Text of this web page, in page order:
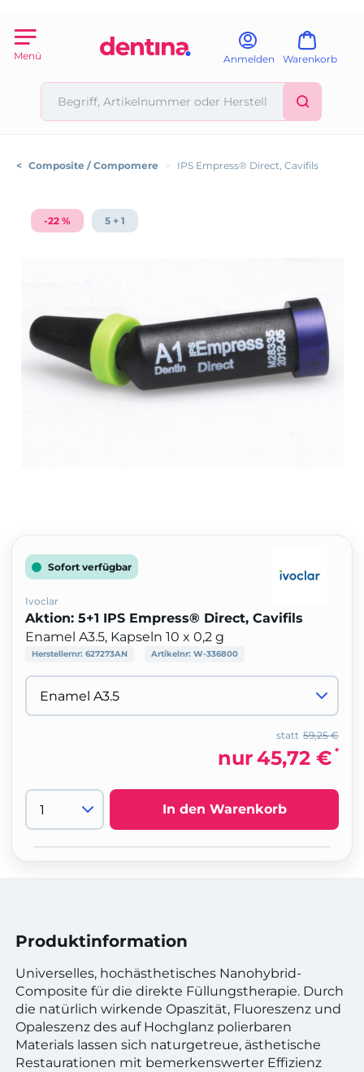
Menü Anmelden Warenkorb
< Composite / Compomere > IPS Empress® Direct, Cavifils
-22 % 5 + 1
Sofort verfügbar
Ivoclar
Aktion: 5+1 IPS Empress® Direct, Cavifils
Enamel A3.5, Kapseln 10 x 0,2 g
Herstellernr: 627273AN Artikelnr: W-336800
59,25 €
statt
nur45,72 € *
In den Warenkorb
Produktinformation
Universelles, hochästhetisches Nanohybrid-
Composite für die direkte Füllungstherapie. Durch
die natürlich wirkende Opaszität, Fluoreszenz und
Opaleszenz des auf Hochglanz polierbaren
Materials lassen sich naturgetreue, ästhetische
Restaurationen mit bemerkenswerter Effizienz